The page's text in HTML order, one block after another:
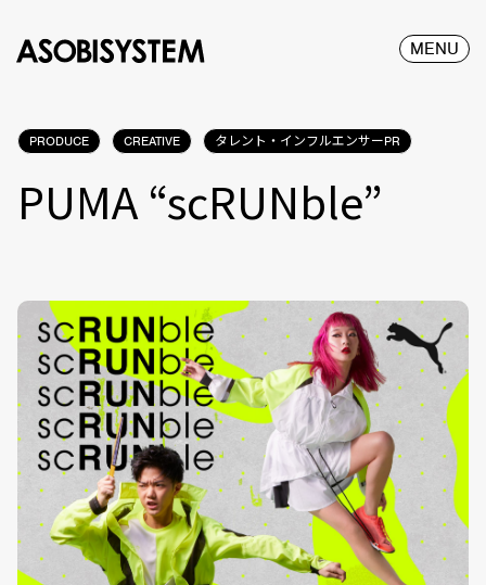
MENU
PRODUCE CREATIVE タレント・インフルエンサーPR
PUMA “scRUNble”